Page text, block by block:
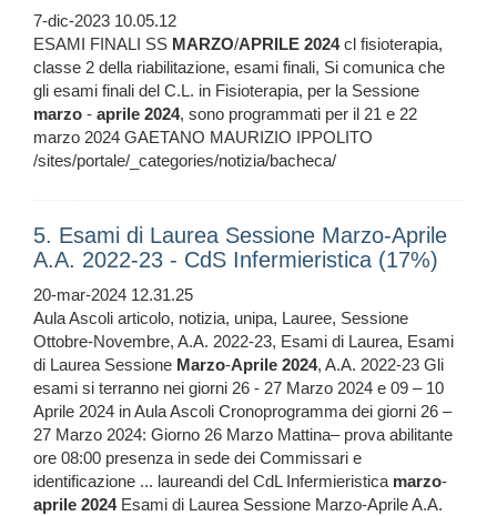
7-dic-2023 10.05.12
ESAMI FINALI SS MARZO/APRILE 2024cl fisioterapia,
classe 2 della riabilitazione, esami finali, Si comunica che
gli esami finali del C.L. in Fisioterapia, per la Sessione
marzo - aprile 2024, sono programmati per il 21 e 22
marzo 2024 GAETANO MAURIZIO IPPOLITO
/sites/portale/_categories/notizia/bacheca/
5. Esami di Laurea Sessione Marzo-Aprile
A.A. 2022-23 - CdS Infermieristica (17%)
20-mar-2024 12.31.25
Aula Ascoli articolo, notizia, unipa, Lauree, Sessione
Ottobre-Novembre, A.A. 2022-23, Esami di Laurea, Esami
di Laurea Sessione Marzo-Aprile 2024, A.A. 2022-23 Gli
esami si terranno nei giorni 26 - 27 Marzo 2024 e 09 – 10
Aprile 2024 in Aula Ascoli Cronoprogramma dei giorni 26 –
27 Marzo 2024: Giorno 26 Marzo Mattina– prova abilitante
ore 08:00 presenza in sede dei Commissari e
identificazione ... laureandi del CdL Infermieristica marzo-
aprile 2024Esami di Laurea Sessione Marzo-Aprile A.A.